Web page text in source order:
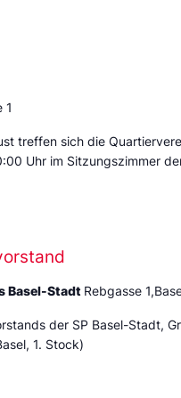
1
treffen sich die
Uhr im Sitzungszimmer
Basel-Stadt Rebgasse
der SP Basel-Stadt,
1. Stock)